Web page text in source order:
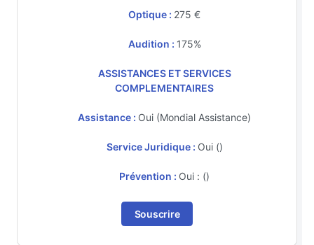
Optique : 275 €
Audition : 175%
ASSISTANCES ET SERVICES
COMPLEMENTAIRES
Assistance : Oui (Mondial Assistance)
Service Juridique : Oui ()
Prévention : Oui : ()
Souscrire